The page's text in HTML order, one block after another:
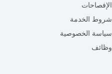
الإفصاحات
شروط الخدمة
سياسة الخصوصية
وظائف